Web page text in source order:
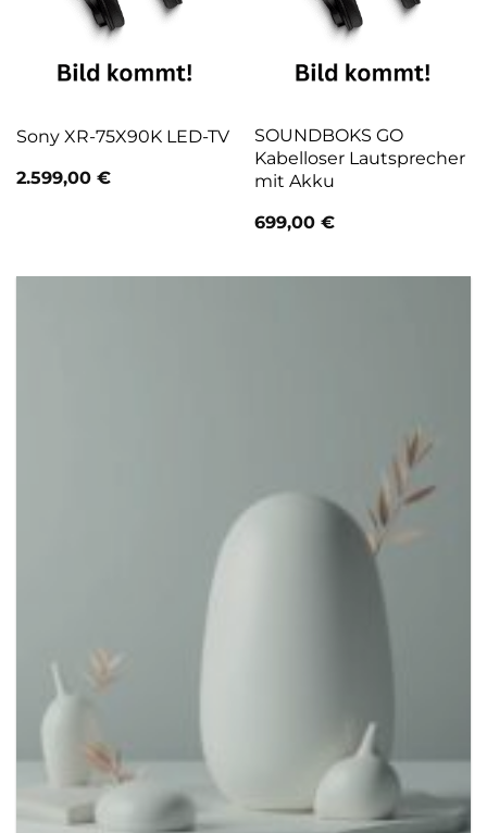
Sony XR-75X90K LED-TV
2.599,00 €
SOUNDBOKS GO
Kabelloser Lautsprecher
mit Akku
699,00 €